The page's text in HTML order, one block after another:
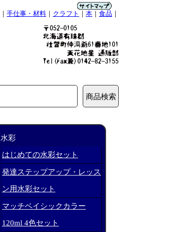
｜ 手仕事・材料 ｜ クラフト ｜ 本 ｜ 食品 ｜
水彩
はじめての水彩セット
発達ステップアップ・レッス
ン用水彩セット
マッチベイシックカラー
120ml 4色セット